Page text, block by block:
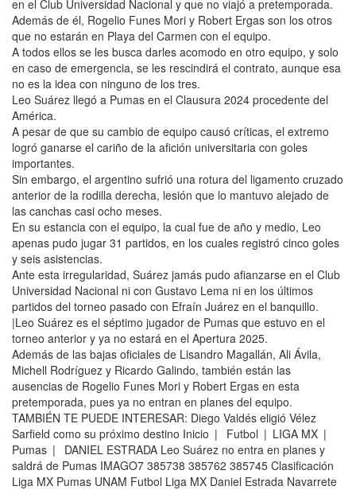
en el Club Universidad Nacional y que no viajó a pretemporada.
Además de él, Rogelio Funes Mori y Robert Ergas son los otros
que no estarán en Playa del Carmen con el equipo.
A todos ellos se les busca darles acomodo en otro equipo, y solo
en caso de emergencia, se les rescindirá el contrato, aunque esa
no es la idea con ninguno de los tres.
Leo Suárez llegó a Pumas en el Clausura 2024 procedente del
América.
A pesar de que su cambio de equipo causó críticas, el extremo
logró ganarse el cariño de la afición universitaria con goles
importantes.
Sin embargo, el argentino sufrió una rotura del ligamento cruzado
anterior de la rodilla derecha, lesión que lo mantuvo alejado de
las canchas casi ocho meses.
En su estancia con el equipo, la cual fue de año y medio, Leo
apenas pudo jugar 31 partidos, en los cuales registró cinco goles
y seis asistencias.
Ante esta irregularidad, Suárez jamás pudo afianzarse en el Club
Universidad Nacional ni con Gustavo Lema ni en los últimos
partidos del torneo pasado con Efraín Juárez en el banquillo.
|Leo Suárez es el séptimo jugador de Pumas que estuvo en el
torneo anterior y ya no estará en el Apertura 2025.
Además de las bajas oficiales de Lisandro Magallán, Ali Ávila,
Michell Rodríguez y Ricardo Galindo, también están las
ausencias de Rogelio Funes Mori y Robert Ergas en esta
pretemporada, pues ya no entran en planes del equipo.
TAMBIÉN TE PUEDE INTERESAR: Diego Valdés eligió Vélez
Sarfield como su próximo destino Inicio | Futbol | LIGA MX |
Pumas | DANIEL ESTRADA Leo Suárez no entra en planes y
saldrá de Pumas IMAGO7 385738 385762 385745 Clasificación
Liga MX Pumas UNAM Futbol Liga MX Daniel Estrada Navarrete